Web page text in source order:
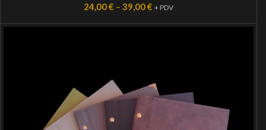
24,00€ – 39,00€ + PDV